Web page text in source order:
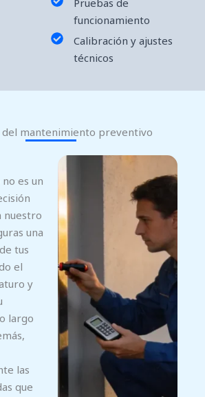
Pruebas de
funcionamiento
Calibración y ajustes
técnicos
del mantenimiento preventivo
es un
nuestro
una
tus
el
y
largo
las
que